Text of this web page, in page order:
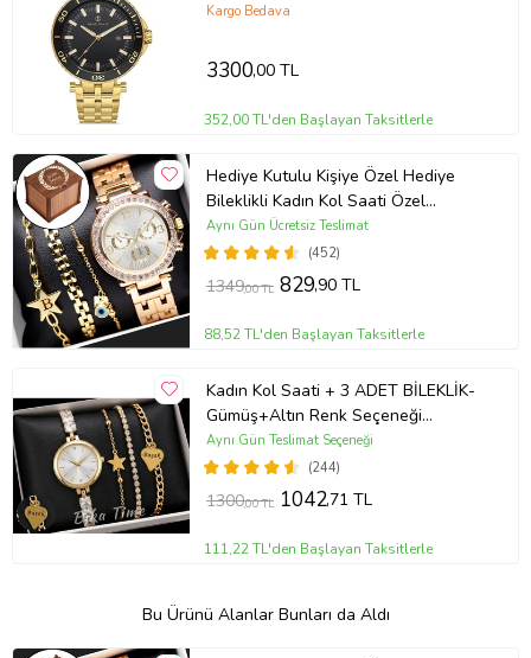
Kargo Bedava
3300,00 TL
352,00 TL'den Başlayan Taksitlerle
Hediye Kutulu Kişiye Özel Hediye
Bileklikli Kadın Kol Saati Özel
Kutusunda (Gold)
(452)
Aynı Gün Ücretsiz Teslimat
1349,00 TL 829,90 TL
88,52 TL'den Başlayan Taksitlerle
Kadın Kol Saati + 3 ADET BİLEKLİK-
Gümüş+Altın Renk Seçeneği
ayarlanabilir kordon Kadın Kol Saati
BİLEKLİK HEDİYE Altın Renk - Kız
Arkadaşa hediye (Altın)
(244)
Aynı Gün Teslimat Seçeneği
1300,00 TL 1042,71 TL
111,22 TL'den Başlayan Taksitlerle
Bu Ürünü Alanlar Bunları da Aldı